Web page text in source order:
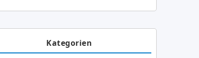
Kategorien